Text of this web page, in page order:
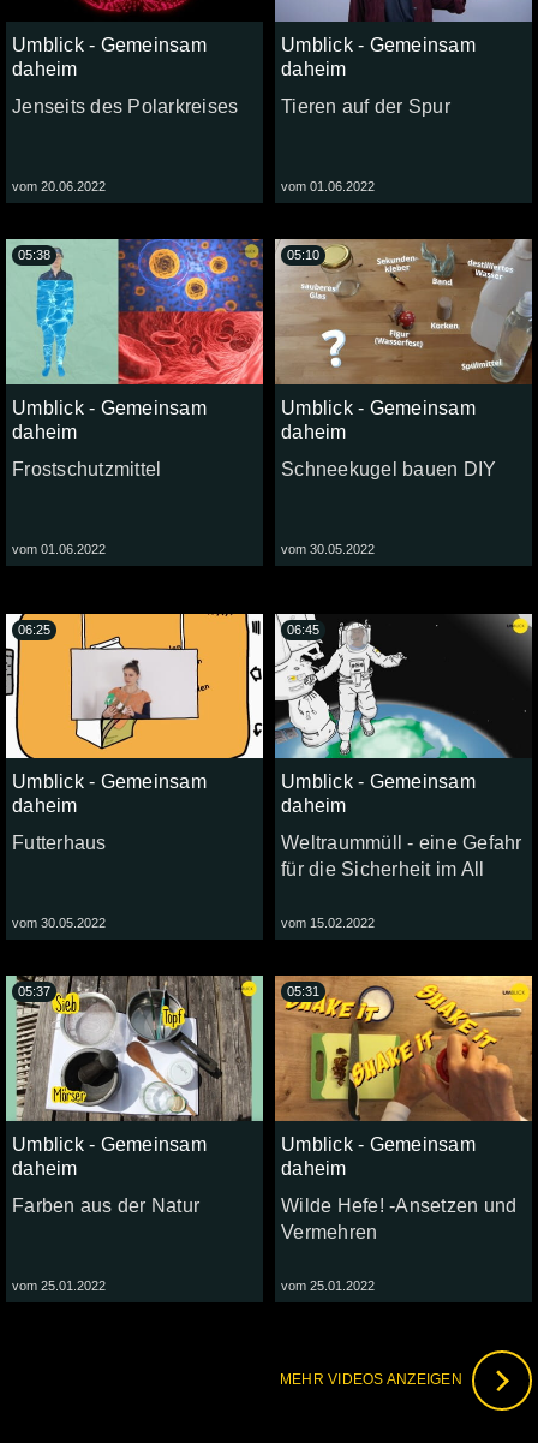
Umblick - Gemeinsam
daheim
Jenseits des Polarkreises
vom 20.06.2022
Umblick - Gemeinsam
daheim
Tieren auf der Spur
vom 01.06.2022
Umblick - Gemeinsam
daheim
Frostschutzmittel
vom 01.06.2022
05:38
Umblick - Gemeinsam
daheim
Schneekugel bauen DIY
vom 30.05.2022
05:10
Umblick - Gemeinsam
daheim
Futterhaus
vom 30.05.2022
06:25
Umblick - Gemeinsam
daheim
Weltraummüll - eine Gefahr
für die Sicherheit im All
vom 15.02.2022
06:45
Umblick - Gemeinsam
daheim
Farben aus der Natur
vom 25.01.2022
05:37
Umblick - Gemeinsam
daheim
Wilde Hefe! -Ansetzen und
Vermehren
vom 25.01.2022
05:31
MEHR VIDEOS ANZEIGEN